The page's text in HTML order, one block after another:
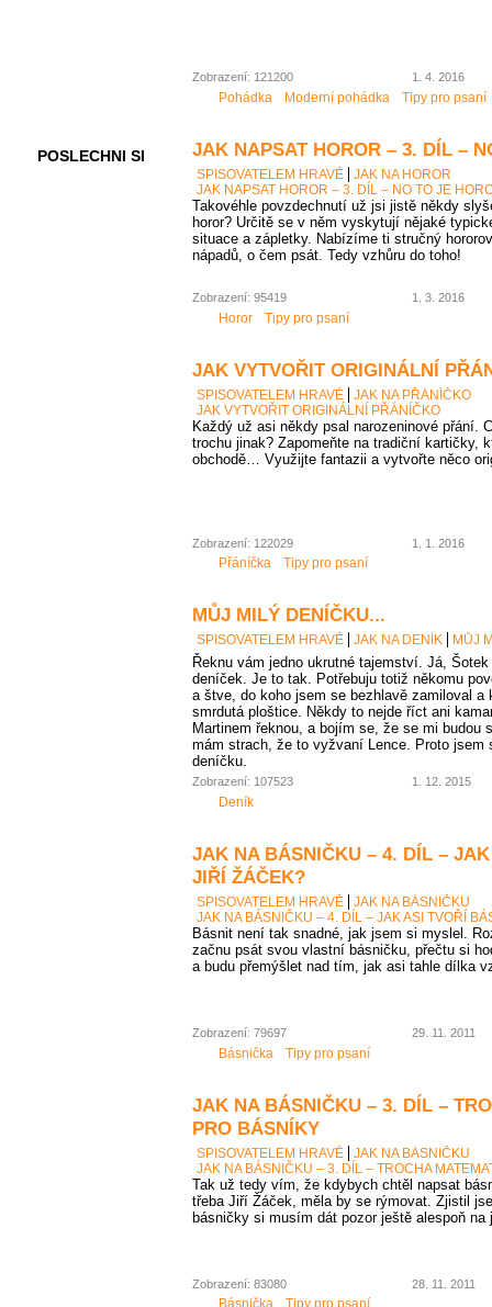
POSLECHNI SI
Zobrazení: 121200 1. 4. 2016
Pohádka Moderní pohádka Tipy pro psaní
JAK NAPSAT HOROR – 3. DÍL –
SPISOVATELEM HRAVĚ
JAK NA HOROR
JAK NAPSAT HOROR – 3. DÍL – NO TO JE
Takovéhle povzdechnutí už jsi jistě někdy
horor? Určitě se v něm vyskytují nějaké
situace a zápletky. Nabízíme ti stručný
nápadů, o čem psát. Tedy vzhůru do toho!
Zobrazení: 95419 1. 3. 2016
Horor Tipy pro psaní
JAK VYTVOŘIT ORIGINÁLNÍ
SPISOVATELEM HRAVĚ
JAK NA PŘÁNÍČKO
JAK VYTVOŘIT ORIGINÁLNÍ PŘÁNÍČKO
Každý už asi někdy psal narozeninové přání.
trochu jinak? Zapomeňte na tradiční kartičky,
obchodě… Využijte fantazii a vytvořte něco
Zobrazení: 122029 1. 1. 2016
Přáníčka Tipy pro psaní
MŮJ MILÝ DENÍČKU...
SPISOVATELEM HRAVĚ JAK NA DENÍK MŮJ
Řeknu vám jedno ukrutné tajemství. Já,
deníček. Je to tak. Potřebuju totiž někomu
a štve, do koho jsem se bezhlavě zamiloval a
smrdutá ploštice. Někdy to nejde říct ani
Martinem řeknou, a bojím se, že se mi budou
mám strach, že to vyžvaní Lence. Proto jsem
deníčku.
Zobrazení: 107523 1. 12. 2015
Deník
JAK NA BÁSNIČKU – 4. DÍL –
JIŘÍ ŽÁČEK?
SPISOVATELEM HRAVĚ
JAK NA BÁSNIČKU
JAK NA BÁSNIČKU – 4. DÍL – JAK ASI TVOŘÍ
Básnit není tak snadné, jak jsem si myslel.
začnu psát svou vlastní básničku, přečtu si
a budu přemýšlet nad tím, jak asi tahle dílka
Zobrazení: 79697 29. 11. 2011
Básnička Tipy pro psaní
JAK NA BÁSNIČKU – 3. DÍL –
PRO BÁSNÍKY
SPISOVATELEM HRAVĚ
JAK NA BÁSNIČKU
JAK NA BÁSNIČKU – 3. DÍL – TROCHA
Tak už tedy vím, že kdybych chtěl napsat
třeba Jiří Žáček, měla by se rýmovat. Zjistil
básničky si musím dát pozor ještě alespoň na
Zobrazení: 83080 28. 11. 2011